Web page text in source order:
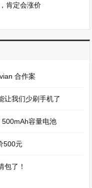
肯定会涨价
合作案
让我们少刷手机了
容量电池
500元
包了！